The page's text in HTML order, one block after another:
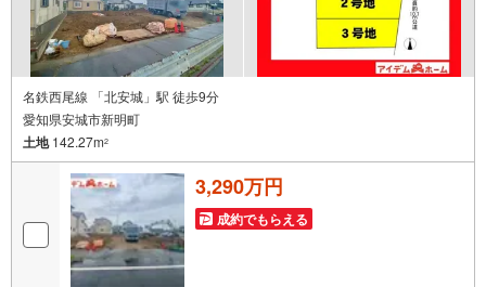
名鉄西尾線 「北安城」駅 徒歩9分
愛知県安城市新明町
土地142.27m2
3,290万円
成約でもらえる